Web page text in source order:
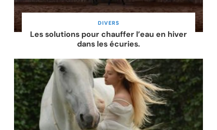
DIVERS
Les solutions pour chauffer l’eau en hiver
dans les écuries.